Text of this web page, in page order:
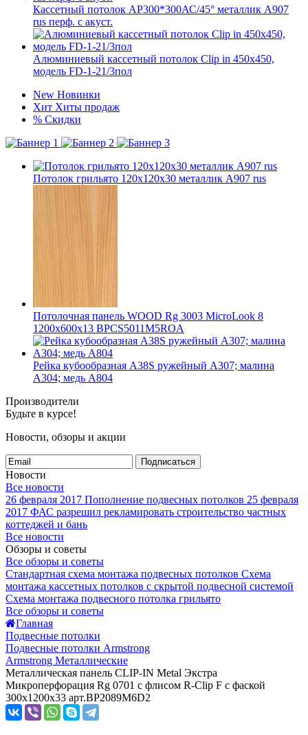
Кассетный потолок AP300*300АС/45° металлик А907
rus перф. с акуст.
Алюминиевый кассетный потолок Clip in 450х450,
модель FD-1-21/3пол
New Новинки
Хит Хиты продаж
% Скидки
Потолок грильято 120х120х30 металлик А907 rus
Потолочная панель WOOD Rg 3003 MicroLook 8
1200x600x13 BPCS5011M5ROA
Рейка кубообразная A38S ружейный А307; малина
А304; медь А804
Производители
Будьте в курсе!
Новости, обзоры и акции
Подписаться
Новости
Все новости
26 февраля 2017 Пополнение подвесных потолков 25 февраля
2017 ФАС разрешил рекламировать строительство частных
коттеджей и бань
Все новости
Обзоры и советы
Все обзоры и советы
Стандартная схема монтажа подвесных потолков Схема
монтажа кассетных потолков с скрытой подвесной системой
Схема монтажа подвесного потолка грильято
Все обзоры и советы
Главная
Подвесные потолки
Подвесные потолки Armstrong
Armstrong Металлические
Металлическая панель CLIP-IN Metal Экстра
Микроперфорация Rg 0701 с флисом R-Clip F с фаской
300x1200x33 арт.BP2089M6D2